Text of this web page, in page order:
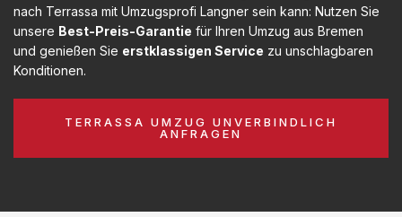
nach Terrassa mit Umzugsprofi Langner sein kann: Nutzen Sie
unsere Best-Preis-Garantie für Ihren Umzug aus Bremen
und genießen Sie erstklassigen Service zu unschlagbaren
Konditionen.
TERRASSA UMZUG UNVERBINDLICH
ANFRAGEN